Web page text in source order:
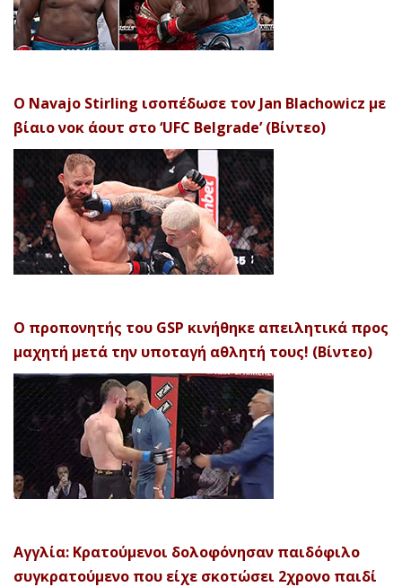
Ο Navajo Stirling ισοπέδωσε τον Jan Blachowicz με
βίαιο νοκ άουτ στο ‘UFC Belgrade’ (Βίντεο)
Ο προπονητής του GSP κινήθηκε απειλητικά προς
μαχητή μετά την υποταγή αθλητή τους! (Βίντεο)
Αγγλία: Κρατούμενοι δολοφόνησαν παιδόφιλο
συγκρατούμενο που είχε σκοτώσει 2χρονο παιδί